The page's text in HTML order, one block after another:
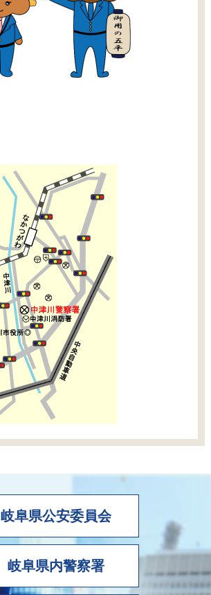
岐阜県公安委員会
岐阜県内警察署